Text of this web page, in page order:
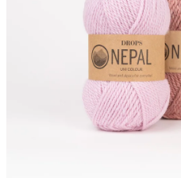
hvězdiček.